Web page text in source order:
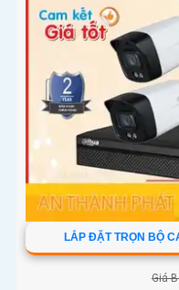
LẮP ĐẶT TRỌN BỘ
Giá